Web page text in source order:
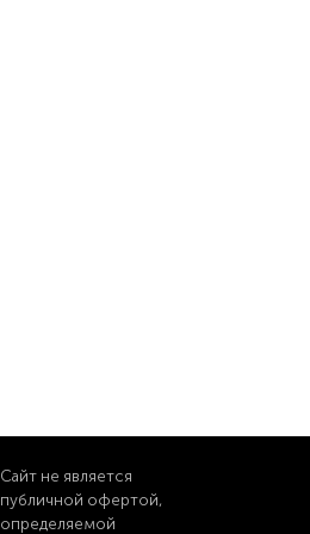
Сайт не является
публичной офертой,
определяемой